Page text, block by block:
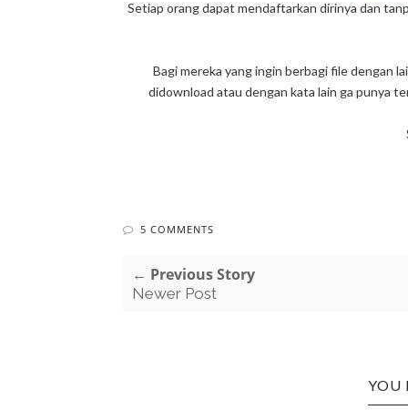
Setiap orang dapat mendaftarkan dirinya dan
Bagi mereka yang ingin berbagi file dengan
didownload atau dengan kata lain ga punya
5 COMMENTS
← Previous Story
Newer Post
YOU